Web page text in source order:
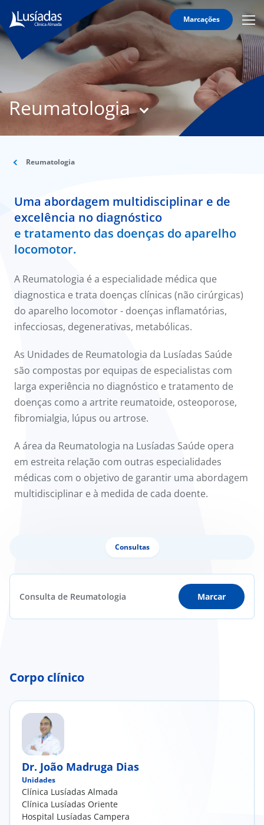
Marcações
Icon
Lusíadas
Hospitais
e
Clínico
Acordos
a nós
Reumatologia
Reumatologia
Uma abordagem multidisciplinar e de
excelência no diagnóstico
e tratamento das doenças do aparelho
locomotor.
A Reumatologia é a especialidade médica que
diagnostica e trata doenças clínicas (não cirúrgicas)
do aparelho locomotor - doenças inflamatórias,
infecciosas, degenerativas, metabólicas.
As Unidades de Reumatologia da Lusíadas Saúde
são compostas por equipas de especialistas com
larga experiência no diagnóstico e tratamento de
doenças como a artrite reumatoide, osteoporose,
fibromialgia, lúpus ou artrose.
A área da Reumatologia na Lusíadas Saúde opera
em estreita relação com outras especialidades
médicas com o objetivo de garantir uma abordagem
multidisciplinar e à medida de cada doente.
Consultas
Consulta de Reumatologia Marcar
Corpo clínico
Dr. João Madruga Dias
Unidades
Clínica Lusíadas Almada
Clínica Lusíadas Oriente
Hospital Lusíadas Campera